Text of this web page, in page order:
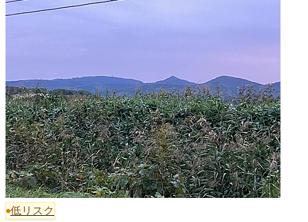
低リスク